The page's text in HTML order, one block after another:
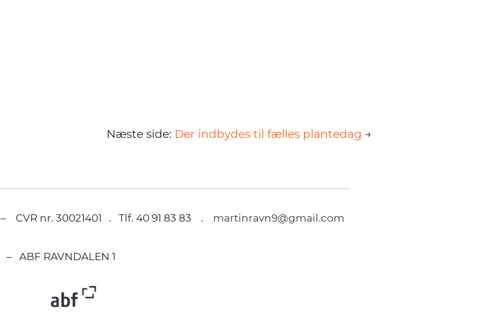
Næste side: Der indbydes til fælles plantedag →
nr. 30021401 . Tlf. 40 91 83 83 . martinravn9@gmail.com
ABF RAVNDALEN 1